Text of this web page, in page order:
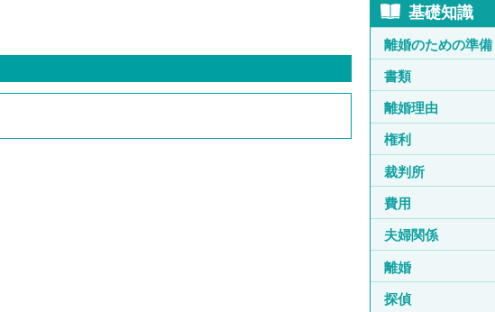
基礎知識
離婚のための準備
書類
離婚理由
権利
裁判所
費用
夫婦関係
離婚
探偵